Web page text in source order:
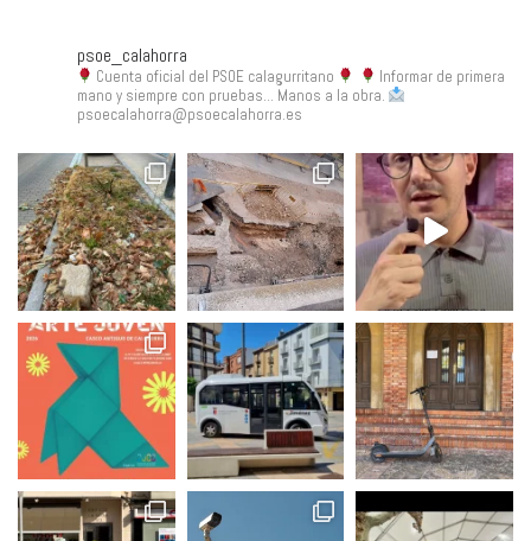
psoe_calahorra
Cuenta oficial del PSOE calagurritano
Informar de primera
mano y siempre con pruebas... Manos a la obra.
psoecalahorra@psoecalahorra.es